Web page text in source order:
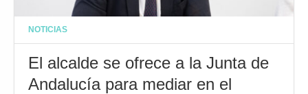
NOTICIAS
El alcalde se ofrece a la Junta de
Andalucía para mediar en el